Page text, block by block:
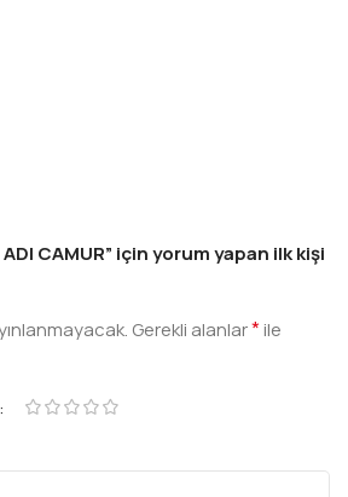
ADI CAMUR” için yorum yapan ilk kişi
Gerekli alanlar*ile